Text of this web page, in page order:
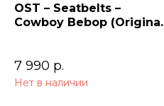
OST – Seatbelts –
Cowboy Bebop (Original
7 990 р.
Нет в наличии